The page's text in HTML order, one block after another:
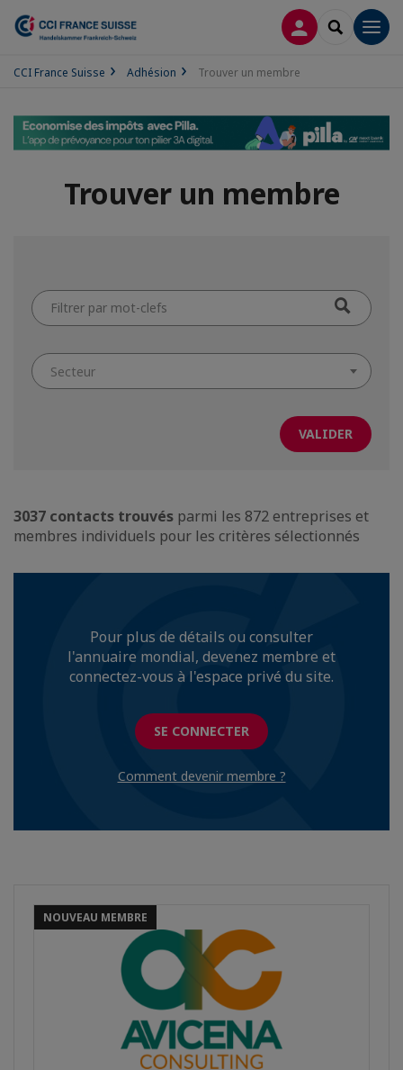
CONNEXION
CCI France Suisse Adhésion Trouver un membre
Trouver un membre
Filtrer
par
mot-
Secteur
3037 contacts trouvés parmi les 872 entreprises et
membres individuels pour les critères sélectionnés
Pour plus de détails ou consulter
l'annuaire mondial, devenez membre et
connectez-vous à l'espace privé du site.
SE CONNECTER
Comment devenir membre ?
NOUVEAU MEMBRE